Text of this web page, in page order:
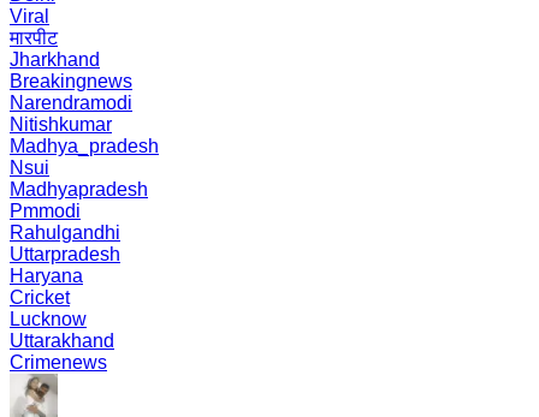
Viral
मारपीट
Jharkhand
Breakingnews
Narendramodi
Nitishkumar
Madhya_pradesh
Nsui
Madhyapradesh
Pmmodi
Rahulgandhi
Uttarpradesh
Haryana
Cricket
Lucknow
Uttarakhand
Crimenews